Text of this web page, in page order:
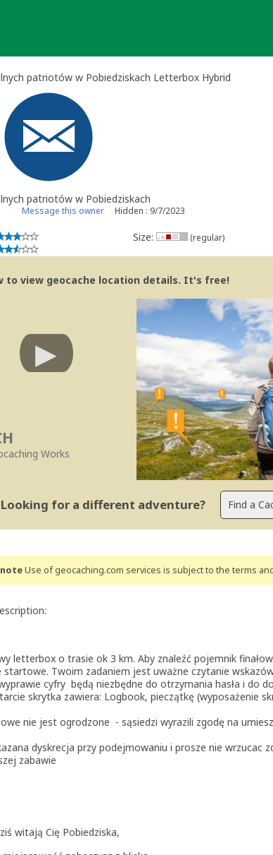
patriotów w Pobiedziskach Letterbox Hybrid
patriotów w Pobiedziskach
Message this owner Hidden : 9/7/2023
Size: (regular)
to view geocache location details. It's free!
Works
Looking for a different adventure?
noteUse of geocaching.com services is subject to the terms
letterbox o trasie ok 3 km. Aby znaleźć pojemnik
startowe. Twoim zadaniem jest uważne czytanie
cyfry będą niezbędne do otrzymania hasła i do
skrytka zawiera: Logbook, pieczątkę (wyposażenie
nie jest ogrodzone - sąsiedzi wyrazili zgodę na
dyskrecja przy podejmowaniu i prosze nie wrzucac
zabawie
witają Cię Pobiedziska,